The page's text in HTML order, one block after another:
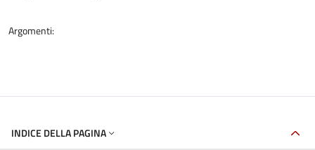
Argomenti:
INDICE DELLA PAGINA